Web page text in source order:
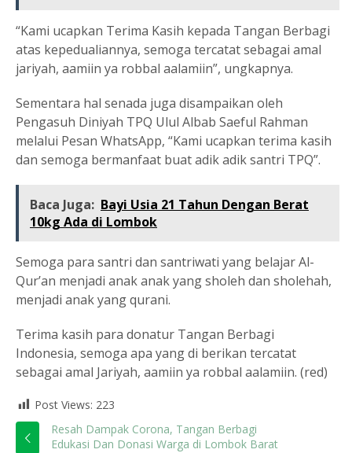
“Kami ucapkan Terima Kasih kepada Tangan Berbagi
atas kepedualiannya, semoga tercatat sebagai amal
jariyah, aamiin ya robbal aalamiin”, ungkapnya.
Sementara hal senada juga disampaikan oleh
Pengasuh Diniyah TPQ Ulul Albab Saeful Rahman
melalui Pesan WhatsApp, “Kami ucapkan terima kasih
dan semoga bermanfaat buat adik adik santri TPQ”.
Baca Juga: Bayi Usia 21 Tahun Dengan Berat
10kg Ada di Lombok
Semoga para santri dan santriwati yang belajar Al-
Qur’an menjadi anak anak yang sholeh dan sholehah,
menjadi anak yang qurani.
Terima kasih para donatur Tangan Berbagi
Indonesia, semoga apa yang di berikan tercatat
sebagai amal Jariyah, aamiin ya robbal aalamiin. (red)
Post Views: 223
Resah Dampak Corona, Tangan Berbagi
Edukasi Dan Donasi Warga di Lombok Barat